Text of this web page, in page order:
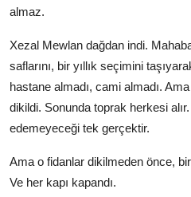
almaz.
Xezal Mewlan dağdan indi.
saflarını, bir yıllık seçimini
hastane almadı, cami almadı.
dikildi. Sonunda toprak herkesi
edemeyeceği tek gerçektir.
Ama o fidanlar dikilmeden önce,
Ve her kapı kapandı.